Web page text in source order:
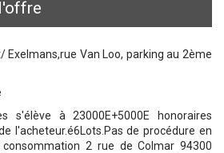
Exelmans,rue Van Loo, parking au 2ème
s'élève à 23000E+5000E honoraires
l'acheteur.é6Lots.Pas de procédure en
consommation 2 rue de Colmar 94300